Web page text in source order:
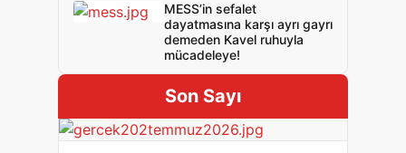
MESS’in sefalet
dayatmasına karşı ayrı gayrı
demeden Kavel ruhuyla
mücadeleye!
Son Sayı